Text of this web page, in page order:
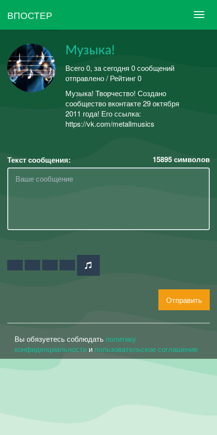
ВПОСТЕР
Музыка!
Всего 0, за сегодня 0 сообщений
отправлено / Рейтинг 0
Музыка! Творчество! Создано
сообщество вконтакте 29 октября
2011 года! Его ссылка:
https://vk.com/metallmusics
Текст сообщения: 15895символов
Отправить
Вы обязуетесь соблюдать политику
конфиденциальности и пользовательское соглашение